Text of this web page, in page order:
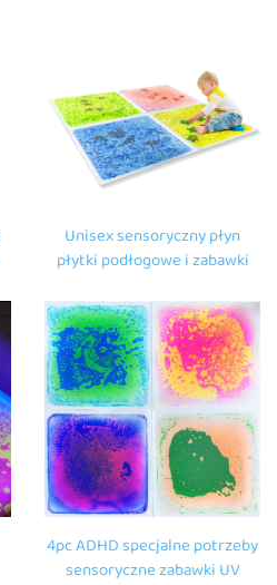
Unisex sensoryczny płyn
płytki podłogowe i zabawki
sensoryczne
4pc ADHD specjalne potrzeby
sensoryczne zabawki UV